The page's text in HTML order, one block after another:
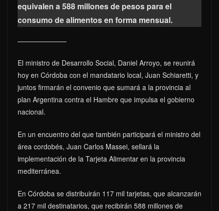
equivalen a 588 millones de pesos para el
consumo de alimentos en forma mensual.
El ministro de Desarrollo Social, Daniel Arroyo, se reunirá
hoy en Córdoba con el mandatario local, Juan Schiaretti, y
juntos firmarán el convenio que sumará a la provincia al
plan Argentina contra el Hambre que impulsa el gobierno
nacional.
En un encuentro del que también participará el ministro del
área cordobés, Juan Carlos Massei, sellará la
implementación de la Tarjeta Alimentar en la provincia
mediterránea.
En Córdoba se distribuirán 117 mil tarjetas, que alcanzarán
a 217 mil destinatarios, que recibirán 588 millones de